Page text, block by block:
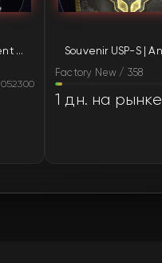
Souvenir USP-S | Ancient Visions (Factory New)
Factory New / 358
1 дн. на рынке